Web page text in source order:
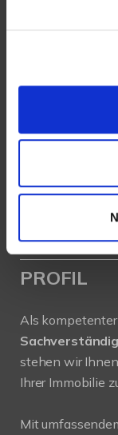
KONTAKT
Tel.: +49 (0)
E-Mail:
Internet:
PROFIL
Als kompetenter
stehen wir
Ihrer Immobilie
Mit